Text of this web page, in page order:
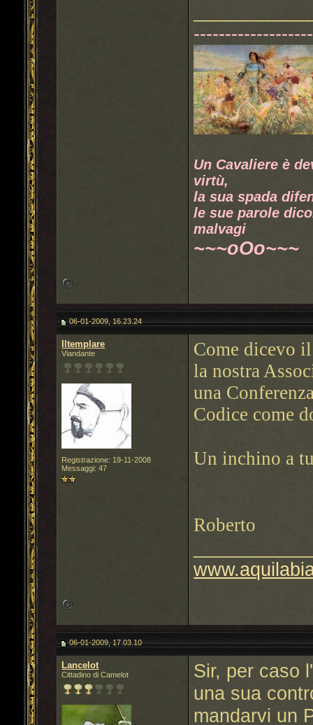
Un Cavaliere è
virtù,
la sua spada
le sue parole
malvagi
~~~oOo~~~
06-01-2009, 16.23.24
Iltemplare
Viandante
Registrazione: 19-11-2008
Messaggi: 47
Come dicevo
la nostra
una
Codice come
Un inchino a
Roberto
06-01-2009, 17.03.10
Lancelot
Cittadino di Camelot
Sir, per caso
una sua
mandarvi un